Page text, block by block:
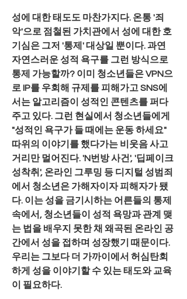
성에 대한 태도도 마찬가지다. 온통 '죄
악'으로 점철된 가치관에서 성에 대한 호
기심은 그저 '통제' 대상일 뿐이다. 과연
자연스러운 성적 욕구를 그런 방식으로
통제 가능할까? 이미 청소년들은 VPN으
로 IP를 우회해 규제를 피해가고 SNS에
서는 알고리즘이 성적인 콘텐츠를 퍼다
주고 있다. 그런 현실에서 청소년들에게
"성적인 욕구가 들 때에는 운동 하세요"
따위의 이야기를 했다가는 비웃음 사고
거리만 멀어진다. 'N번방 사건', '딥페이크
성착취', 온라인 그루밍 등 디지털 성범죄
에서 청소년은 가해자이자 피해자가 됐
다. 이는 성을 금기시하는 어른들의 통제
속에서, 청소년들이 성적 욕망과 관계 맺
는 법을 배우지 못한 채 왜곡된 온라인 공
간에서 성을 접하며 성장했기 때문이다.
우리는 그보다 더 가까이에서 허심탄회
하게 성을 이야기할 수 있는 태도와 교육
이 필요하다.